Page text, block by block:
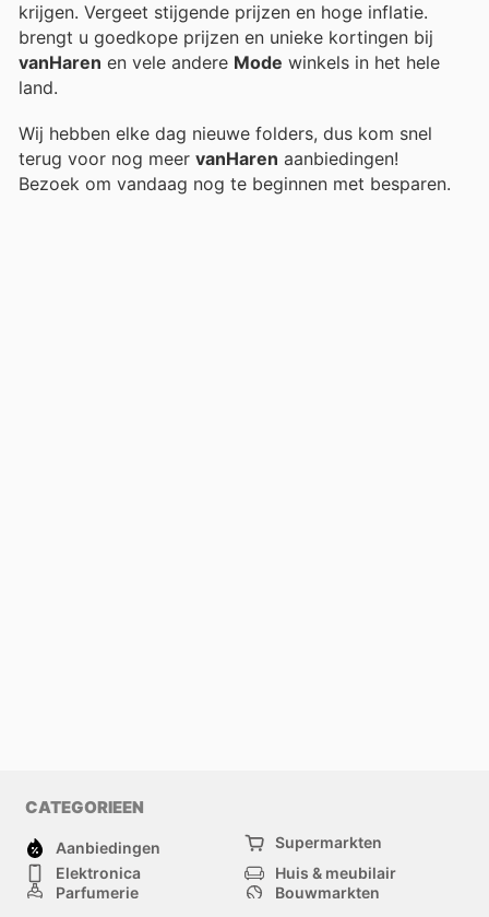
krijgen. Vergeet stijgende prijzen en hoge inflatie.
brengt u goedkope prijzen en unieke kortingen bij
vanHaren en vele andere Mode winkels in het hele
land.
Wij hebben elke dag nieuwe folders, dus kom snel
terug voor nog meer vanHaren aanbiedingen!
Bezoek om vandaag nog te beginnen met besparen.
CATEGORIEEN
Aanbiedingen
Supermarkten
Elektronica
Huis & meubilair
Parfumerie
Bouwmarkten